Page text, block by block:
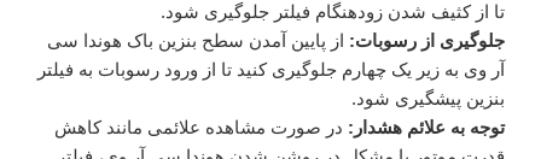
تا از کثیف شدن زودهنگام فیلتر جلوگیری شود.
جلوگیری از رسوبات: از پایین آمدن سطح بنزین باک هوندا سی
آر وی به زیر یک چهارم جلوگیری کنید تا از ورود رسوبات به فیلتر
بنزین پیشگیری شود.
توجه به علائم هشدار: در صورت مشاهده علائمی مانند کاهش